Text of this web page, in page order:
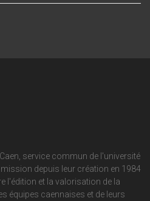
service commun de l'université
mission depuis leur création en 1984
l'édition et la valorisation de la
équipes caennaises et de leurs